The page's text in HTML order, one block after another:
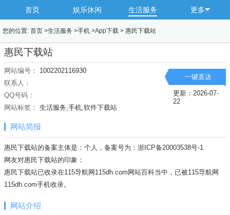
首页 娱乐休闲 生活服务 更多
您的位置: 首页 >生活服务 >手机 >App下载 > 惠民下载站
惠民下载站
网站编号：
1002202116930
联系人：
QQ号码：
网站标签： 生活服务,手机,软件下载站
一键直达
更新：2026-07-
22
网站简报
惠民下载站的备案主体是：个人，备案号为：浙ICP备20003538号-1
网友对惠民下载站的印象：
惠民下载站已收录在115导航网115dh.com网站百科当中，已被115导航网
115dh.com手机收录。
网站介绍